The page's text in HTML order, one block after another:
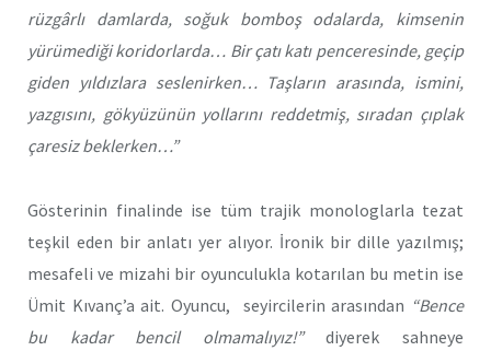
rüzgârlı damlarda, soğuk bomboş odalarda, kimsenin
yürümediği koridorlarda… Bir çatı katı penceresinde, geçip
giden yıldızlara seslenirken… Taşların arasında, ismini,
yazgısını, gökyüzünün yollarını reddetmiş, sıradan çıplak
çaresiz beklerken…”
Gösterinin finalinde ise tüm trajik monologlarla tezat
teşkil eden bir anlatı yer alıyor. İronik bir dille yazılmış;
mesafeli ve mizahi bir oyunculukla kotarılan bu metin ise
Ümit Kıvanç’a ait. Oyuncu, seyircilerin arasından “Bence
bu kadar bencil olmamalıyız!”diyerek sahneye